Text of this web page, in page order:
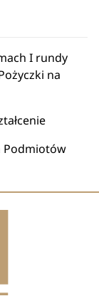
I rundy
na
Podmiotów